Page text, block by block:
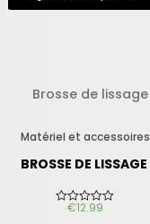
s
Matériel et accessoires
BROSSE DE LISSAGE
€12.99